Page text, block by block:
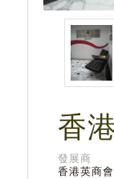
香
發展商
香港英商會